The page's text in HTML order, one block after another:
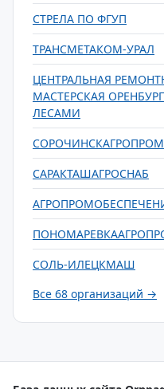
СТРЕЛА ПО ФГУП
ТРАНСМЕТАКОМ-УРАЛ
ЦЕНТРАЛЬНАЯ
МАСТЕРСКАЯ
ЛЕСАМИ
САРАКТАШАГРОСНАБ
СОЛЬ-ИЛЕЦКМАШ
Все 68 организаций →